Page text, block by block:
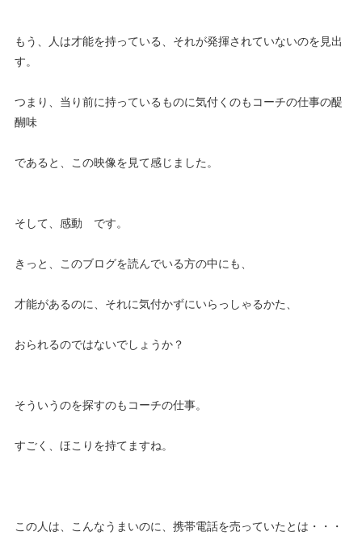
もう、人は才能を持っている、それが発揮されていないのを見出
す。
つまり、当り前に持っているものに気付くのもコーチの仕事の醍
醐味
であると、この映像を見て感じました。
そして、感動 です。
きっと、このブログを読んでいる方の中にも、
才能があるのに、それに気付かずにいらっしゃるかた、
おられるのではないでしょうか？
そういうのを探すのもコーチの仕事。
すごく、ほこりを持てますね。
この人は、こんなうまいのに、携帯電話を売っていたとは・・・